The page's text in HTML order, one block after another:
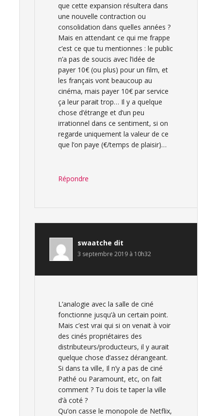
que cette expansion résultera dans
une nouvelle contraction ou
consolidation dans quelles années ?
Mais en attendant ce qui me frappe
c’est ce que tu mentionnes : le public
n’a pas de soucis avec l’idée de
payer 10€ (ou plus) pour un film, et
les français vont beaucoup au
cinéma, mais payer 10€ par service
ça leur parait trop… Il y a quelque
chose d’étrange et d’un peu
irrationnel dans ce sentiment, si on
regarde uniquement la valeur de ce
que l’on paye (€/temps de plaisir)…
Répondre
swaatche dit
3 septembre 2019 à 10h32
L’analogie avec la salle de ciné
fonctionne jusqu’à un certain point.
Mais c’est vrai qui si on venait à voir
des cinés propriétaires des
distributeurs/producteurs, il y aurait
quelque chose d’assez dérangeant.
Si dans ta ville, Il n’y a pas de ciné
Pathé ou Paramount, etc, on fait
comment ? Tu dois te taper la ville
d’à coté ?
Qu’on casse le monopole de Netflix,